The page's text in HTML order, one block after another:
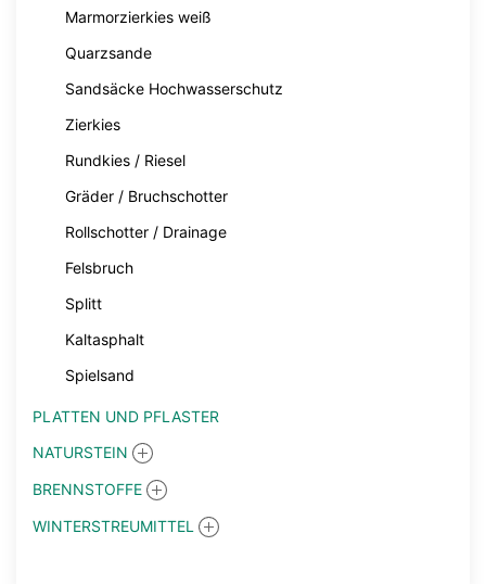
Marmorzierkies weiß
Quarzsande
Sandsäcke Hochwasserschutz
Zierkies
Rundkies / Riesel
Gräder / Bruchschotter
Rollschotter / Drainage
Felsbruch
Splitt
Kaltasphalt
Spielsand
PLATTEN UND PFLASTER
NATURSTEIN
BRENNSTOFFE
WINTERSTREUMITTEL